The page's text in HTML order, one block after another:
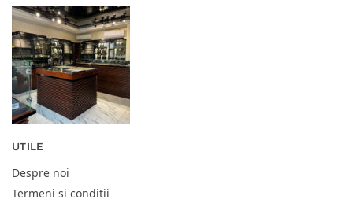
UTILE
Despre noi
Termeni si conditii